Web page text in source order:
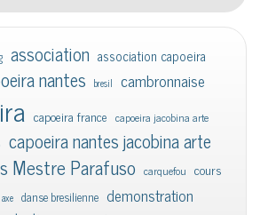
association association capoeira
nantes bresil cambronnaise
capoeira france capoeira jacobina arte
capoeira nantes jacobina arte
Mestre Parafuso carquefou cours
danse bresilienne demonstration